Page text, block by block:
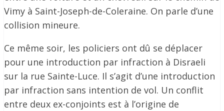
Vimy à Saint-Joseph-de-Coleraine. On parle d’une
collision mineure.
Ce même soir, les policiers ont dû se déplacer
pour une introduction par infraction à Disraeli
sur la rue Sainte-Luce. Il s’agit d’une introduction
par infraction sans intention de vol. Un conflit
entre deux ex-conjoints est à l’origine de